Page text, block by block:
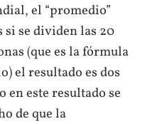
el “promedio”
si se dividen las 20
(que es la fórmula
el resultado es dos
en este resultado se
de que la